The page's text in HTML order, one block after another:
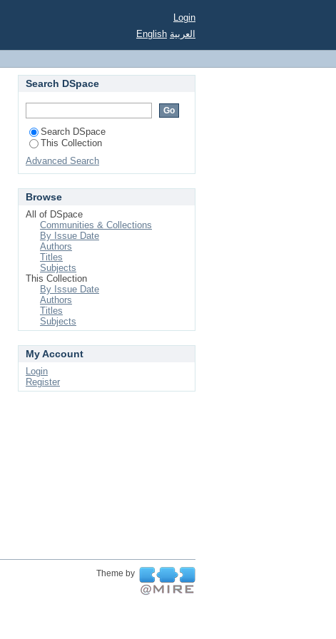
Login
English العربية
Search DSpace
Search DSpace
This Collection
Advanced Search
Browse
All of DSpace
Communities & Collections
By Issue Date
Authors
Titles
Subjects
This Collection
By Issue Date
Authors
Titles
Subjects
My Account
Login
Register
Theme by